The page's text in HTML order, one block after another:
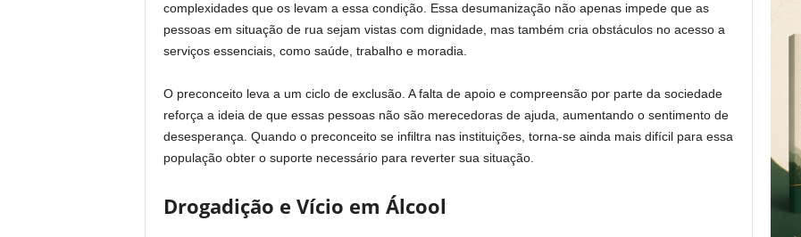
complexidades que os levam a essa condição. Essa desumanização não apenas impede que as
pessoas em situação de rua sejam vistas com dignidade, mas também cria obstáculos no acesso a
serviços essenciais, como saúde, trabalho e moradia.
O preconceito leva a um ciclo de exclusão. A falta de apoio e compreensão por parte da sociedade
reforça a ideia de que essas pessoas não são merecedoras de ajuda, aumentando o sentimento de
desesperança. Quando o preconceito se infiltra nas instituições, torna-se ainda mais difícil para essa
população obter o suporte necessário para reverter sua situação.
Drogadição e Vício em Álcool